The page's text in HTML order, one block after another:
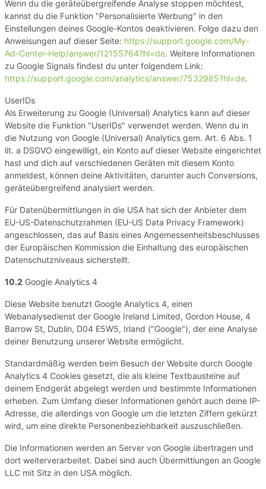
Wenn du die geräteübergreifende Analyse stoppen möchtest,
kannst du die Funktion "Personalisierte Werbung" in den
Einstellungen deines Google-Kontos deaktivieren. Folge dazu den
Anweisungen auf dieser Seite: https://support.google.com/My-
Ad-Center-Help/answer/12155764?hl=de. Weitere Informationen
zu Google Signals findest du unter folgendem Link:
https://support.google.com/analytics/answer/7532985?hl=de.
UserIDs
Als Erweiterung zu Google (Universal) Analytics kann auf dieser
Website die Funktion "UserIDs" verwendet werden. Wenn du in
die Nutzung von Google (Universal) Analytics gem. Art. 6 Abs. 1
lit. a DSGVO eingewilligt, ein Konto auf dieser Website eingerichtet
hast und dich auf verschiedenen Geräten mit diesem Konto
anmeldest, können deine Aktivitäten, darunter auch Conversions,
geräteübergreifend analysiert werden.
Für Datenübermittlungen in die USA hat sich der Anbieter dem
EU-US-Datenschutzrahmen (EU-US Data Privacy Framework)
angeschlossen, das auf Basis eines Angemessenheitsbeschlusses
der Europäischen Kommission die Einhaltung des europäischen
Datenschutzniveaus sicherstellt.
10.2 Google Analytics 4
Diese Website benutzt Google Analytics 4, einen
Webanalysedienst der Google Ireland Limited, Gordon House, 4
Barrow St, Dublin, D04 E5W5, Irland ("Google"), der eine Analyse
deiner Benutzung unserer Website ermöglicht.
Standardmäßig werden beim Besuch der Website durch Google
Analytics 4 Cookies gesetzt, die als kleine Textbausteine auf
deinem Endgerät abgelegt werden und bestimmte Informationen
erheben. Zum Umfang dieser Informationen gehört auch deine IP-
Adresse, die allerdings von Google um die letzten Ziffern gekürzt
wird, um eine direkte Personenbeziehbarkeit auszuschließen.
Die Informationen werden an Server von Google übertragen und
dort weiterverarbeitet. Dabei sind auch Übermittlungen an Google
LLC mit Sitz in den USA möglich.